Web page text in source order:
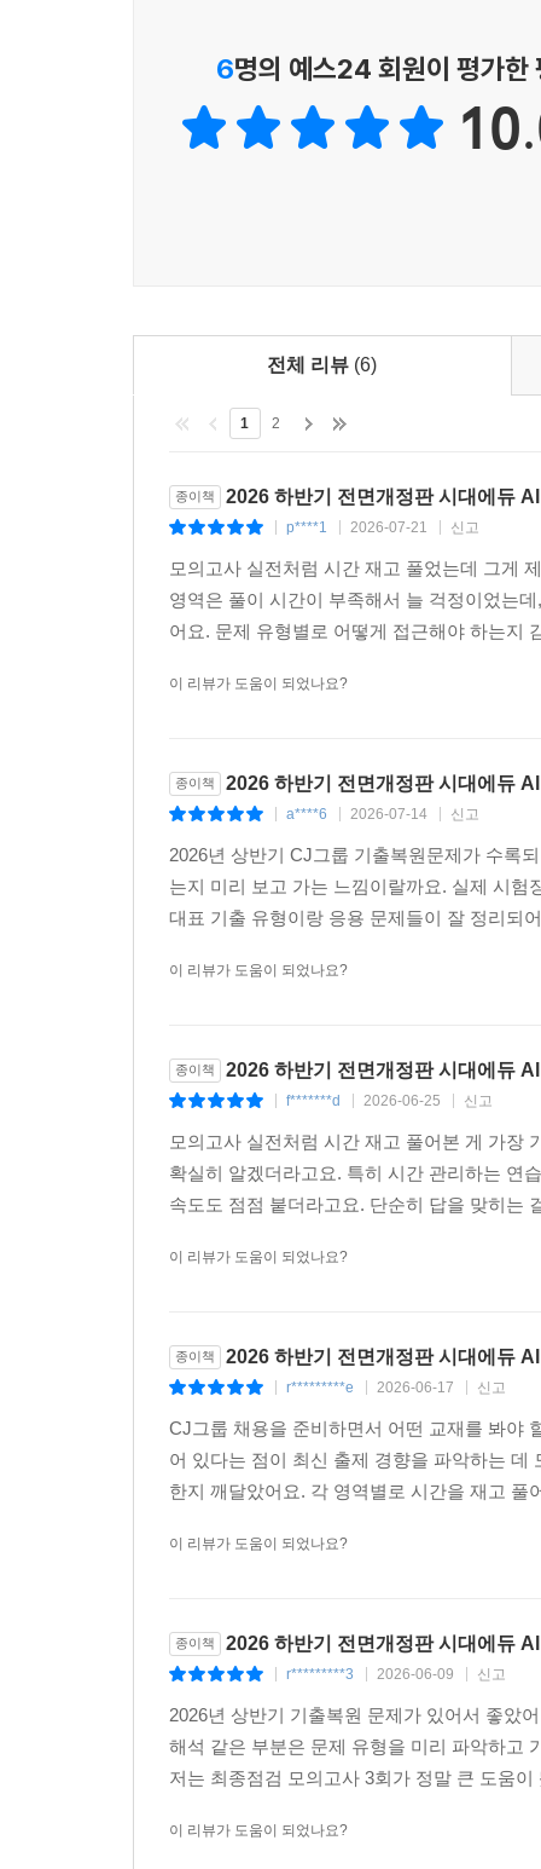
6명의 예스24 회원이 평가한
전체 리뷰 (6)
1 2
종이책 2026 하반기 전면개정판 시대에듀
p****1 2026-07-21 신고
모의고사 실전처럼 시간 재고 풀었는데 그게
영역은 풀이 시간이 부족해서 늘 걱정이었는
어요. 문제 유형별로 어떻게 접근해야 하는지
이 리뷰가 도움이 되었나요?
종이책 2026 하반기 전면개정판 시대에듀
a****6 2026-07-14 신고
2026년 상반기 CJ그룹 기출복원문제가 수록
는지 미리 보고 가는 느낌이랄까요. 실제 시
대표 기출 유형이랑 응용 문제들이 잘 정리되
이 리뷰가 도움이 되었나요?
종이책 2026 하반기 전면개정판 시대에듀
f*******d 2026-06-25 신고
모의고사 실전처럼 시간 재고 풀어본 게 가장
확실히 알겠더라고요. 특히 시간 관리하는 연
속도도 점점 붙더라고요. 단순히 답을 맞히는
이 리뷰가 도움이 되었나요?
종이책 2026 하반기 전면개정판 시대에듀
r*********e 2026-06-17 신고
CJ그룹 채용을 준비하면서 어떤 교재를 봐야
어 있다는 점이 최신 출제 경향을 파악하는
한지 깨달았어요. 각 영역별로 시간을 재고
이 리뷰가 도움이 되었나요?
종이책 2026 하반기 전면개정판 시대에듀
r*********3 2026-06-09 신고
2026년 상반기 기출복원 문제가 있어서 좋았
해석 같은 부분은 문제 유형을 미리 파악하고
저는 최종점검 모의고사 3회가 정말 큰 도움
이 리뷰가 도움이 되었나요?